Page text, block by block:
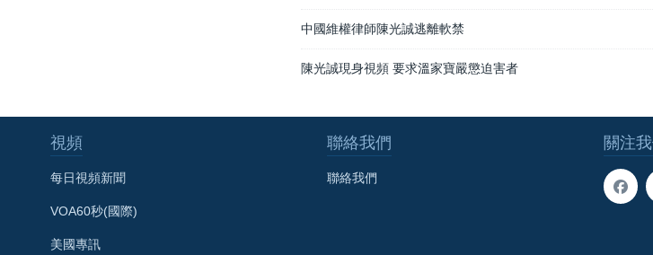
中國維權律師陳光誠逃離軟禁
陳光誠現身視頻 要求溫家寶嚴懲迫害者
關注
視頻
每日視頻新聞
VOA60秒(國際)
美國專訊
聯絡我們
聯絡我們